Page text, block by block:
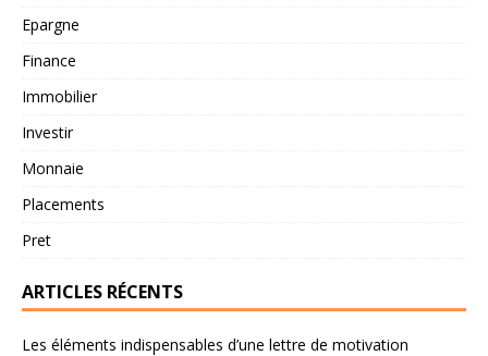
Epargne
Finance
Immobilier
Investir
Monnaie
Placements
Pret
ARTICLES RÉCENTS
Les éléments indispensables d’une lettre de motivation